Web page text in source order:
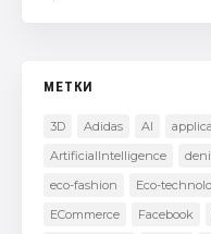
МЕТКИ
3D Adidas AI
ArtificialIntelligence
eco-fashion
Eco-
ECommerce
Facebook